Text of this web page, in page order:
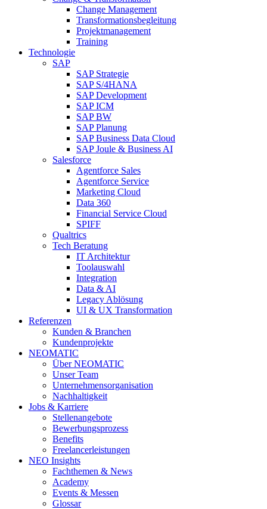
Change Management
Transformationsbegleitung
Projektmanagement
Training
Technologie
SAP
SAP Strategie
SAP S/4HANA
SAP Development
SAP ICM
SAP BW
SAP Planung
SAP Business Data Cloud
SAP Joule & Business AI
Salesforce
Agentforce Sales
Agentforce Service
Marketing Cloud
Data 360
Financial Service Cloud
SPIFF
Qualtrics
Tech Beratung
IT Architektur
Toolauswahl
Integration
Data & AI
Legacy Ablösung
UI & UX Transformation
Referenzen
Kunden & Branchen
Kundenprojekte
NEOMATIC
Über NEOMATIC
Unser Team
Unternehmensorganisation
Nachhaltigkeit
Jobs & Karriere
Stellenangebote
Bewerbungsprozess
Benefits
Freelancerleistungen
NEO Insights
Fachthemen & News
Academy
Events & Messen
Glossar